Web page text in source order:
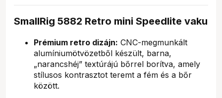
SmallRig 5882 Retro mini Speedlite vaku
Prémium retro dizájn: CNC-megmunkált
alumíniumötvözetből készült, barna,
„narancshéj” textúrájú bőrrel borítva, amely
stílusos kontrasztot teremt a fém és a bőr
között.